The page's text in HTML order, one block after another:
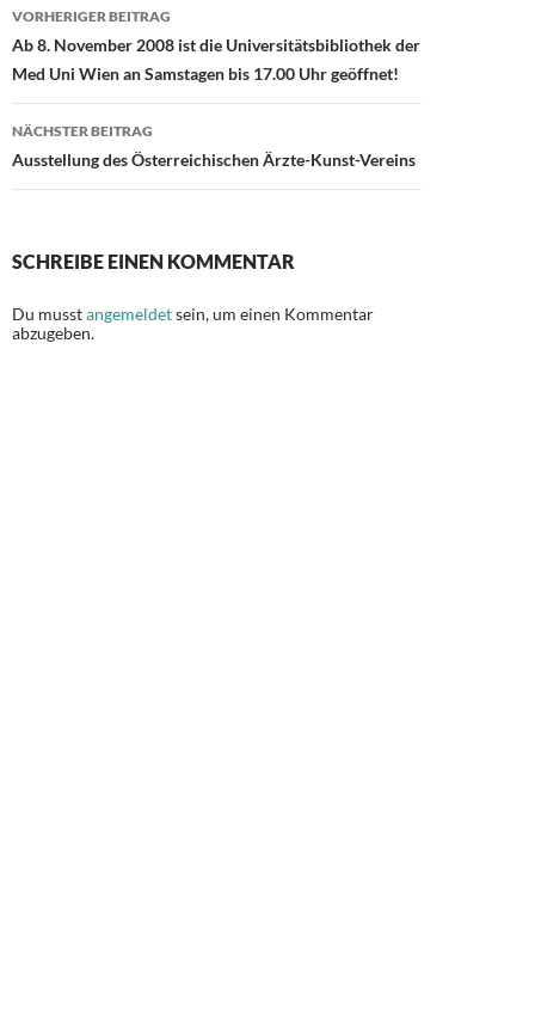
o
k
n
VORHERIGER BEITRAG
Ab 8. November 2008 ist die Universitätsbibliothek der
Med Uni Wien an Samstagen bis 17.00 Uhr geöffnet!
NÄCHSTER BEITRAG
Ausstellung des Österreichischen Ärzte-Kunst-Vereins
SCHREIBE EINEN KOMMENTAR
Du musstangemeldetsein, um einen Kommentar
abzugeben.